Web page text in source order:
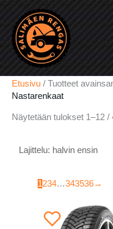
Siirry
sisältöön
Etusivu / Tuotteet
Nastarenkaat
Näytetään tulokset 1–12 /
1234…343536→